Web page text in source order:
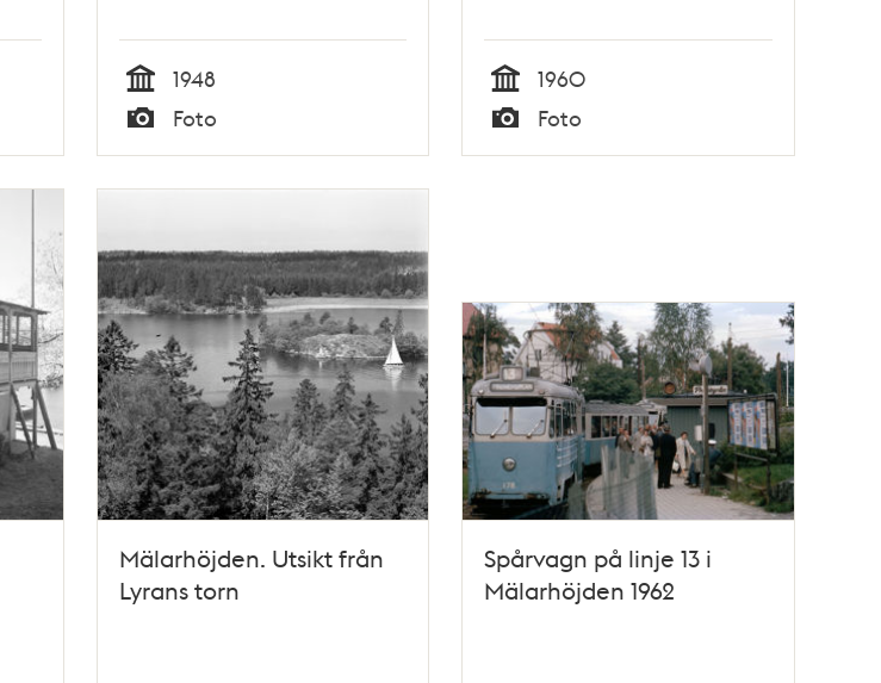
Tid
1948
Foto Tid
1960
Foto
Mälarhöjden. Utsikt från
Lyrans torn
Spårvagn på linje 13 i
Mälarhöjden 1962